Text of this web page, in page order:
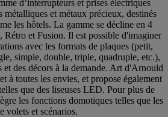
d’interrupteurs et prises électriques
métalliques et métaux précieux, destinés
les hôtels. La gamme se décline en 4
et Fusion. Il est possible d'imaginer
avec les formats de plaques (petit,
simple, double, triple, quadruple, etc.),
et des décors à la demande. Art d'Arnould
à toutes les envies, et propose également
que des liseuses LED. Pour plus de
les fonctions domotiques telles que les
volets et scénarios.